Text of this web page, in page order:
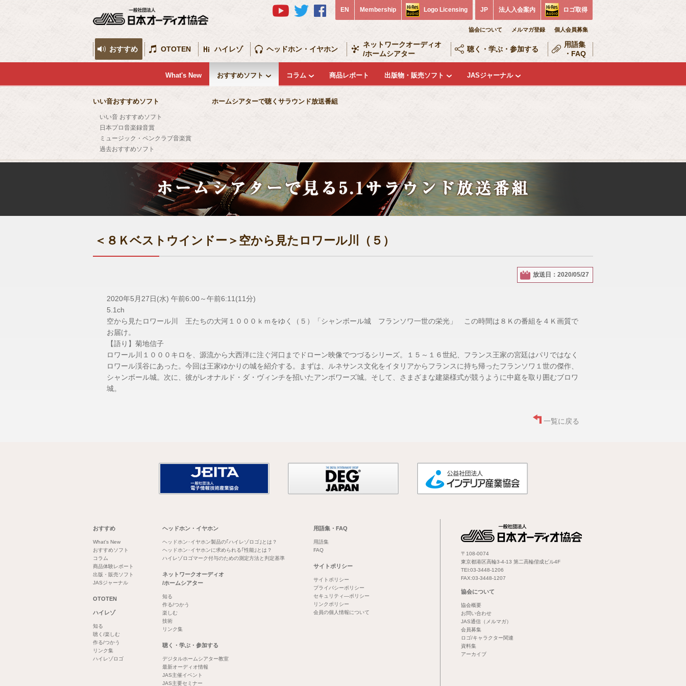
EN Membership Logo Licensing JP 法人入会案内 ロゴ取得
協会について メルマガ登録 個人会員募集
おすすめ
What's New おすすめソフト
いい音おすすめソフト
いい音 おすすめソフト
日本プロ音楽録音賞
ミュージック・ペンクラブ音楽賞
過去おすすめソフト
ホームシアターで聴くサラウンド放送番組
コラム 商品レポート 出版物・販売ソフト JASジャーナル
OTOTEN ハイレゾ ヘッドホン・イヤホン
ネットワークオーディオ
/ホームシアター
聴く・学ぶ・参加する
用語集
・FAQ
＜８Ｋベストウインドー＞空から見たロワール川（５）
放送日：2020/05/27
2020年5月27日(水) 午前6:00～午前6:11(11分)
5.1ch
空から見たロワール川 王たちの大河１０００ｋｍをゆく（５）「シャンボール城 フランソワ一世の栄光」 この時間は８Ｋの番組を４Ｋ画質で
お届け。
【語り】菊地信子
ロワール川１０００キロを、源流から大西洋に注ぐ河口までドローン映像でつづるシリーズ。１５～１６世紀、フランス王家の宮廷はパリではなく
ロワール渓谷にあった。今回は王家ゆかりの城を紹介する。まずは、ルネサンス文化をイタリアからフランスに持ち帰ったフランソワ１世の傑作、
シャンボール城。次に、彼がレオナルド・ダ・ヴィンチを招いたアンボワーズ城。そして、さまざまな建築様式が競うように中庭を取り囲むブロワ
城。
一覧に戻る
おすすめ
What's New
おすすめソフト
コラム
商品体験レポート
出版・販売ソフト
JASジャーナル
OTOTEN
ハイレゾ
知る
聴く/楽しむ
作る/つかう
リンク集
ハイレゾロゴ
ヘッドホン・イヤホン
ヘッドホン･イヤホン製品の｢ハイレゾロゴ｣とは？
ヘッドホン･イヤホンに求められる｢性能｣とは？
ハイレゾロゴマーク付与のための測定方法と判定基準
ネットワークオーディオ
/ホームシアター
知る
作る/つかう
楽しむ
技術
リンク集
聴く・学ぶ・参加する
デジタルホームシアター教室
最新オーディオ情報
JAS主催イベント
JAS主要セミナー
用語集・FAQ
用語集
FAQ
サイトポリシー
サイトポリシー
プライバシーポリシー
セキュリティ―ポリシー
リンクポリシー
会員の個人情報について
〒108-0074
東京都港区高輪3-4-13 第二高輪偕成ビル4F
TEl:03-3448-1206
FAX:03-3448-1207
協会について
協会概要
お問い合わせ
JAS通信（メルマガ）
会員募集
ロゴ/キャラクター関連
資料集
アーカイブ